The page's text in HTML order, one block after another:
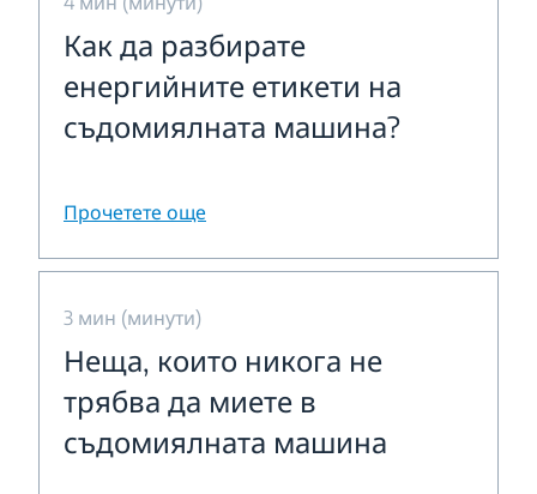
Как да разбирате
енергийните етикети на
съдомиялната машина?
Прочетете още
3 мин (минути)
Неща, които никога не
трябва да миете в
съдомиялната машина